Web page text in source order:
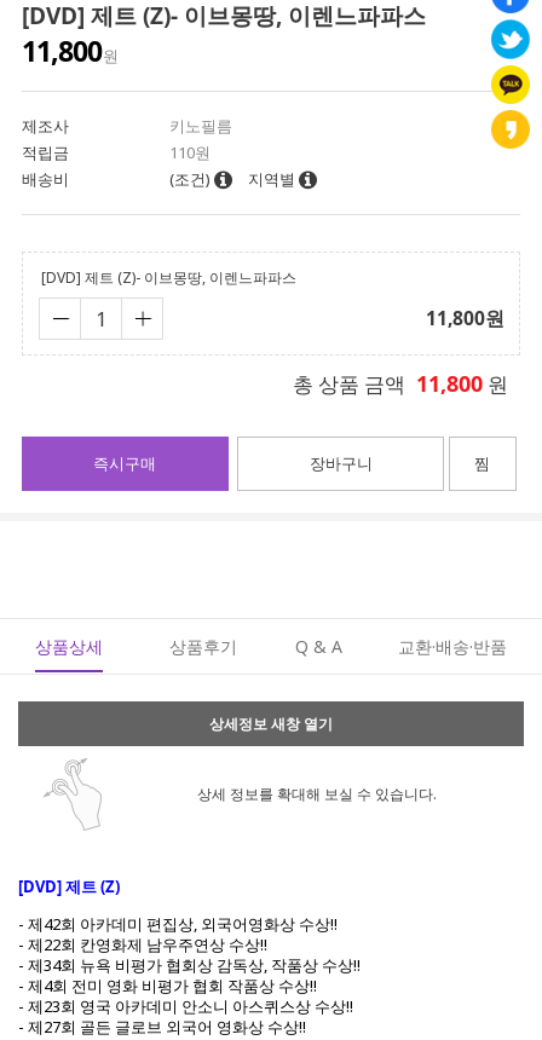
[DVD] 제트 (Z)- 이브몽땅, 이렌느파파스
11,800원
제조사
키노필름
적립금
110원
배송비
(조건) 지역별
[DVD] 제트 (Z)- 이브몽땅, 이렌느파파스
11,800원
총 상품 금액 11,800 원
장바구니
즉시구매 찜
상품상세 상품후기 Q & A 교환·배송·반품
상세정보 새창 열기
상세 정보를 확대해 보실 수 있습니다.
[DVD] 제트 (Z)
- 제42회 아카데미 편집상, 외국어영화상 수상!!
- 제22회 칸영화제 남우주연상 수상!!
- 제34회 뉴욕 비평가 협회상 감독상, 작품상 수상!!
- 제4회 전미 영화 비평가 협회 작품상 수상!!
- 제23회 영국 아카데미 안소니 아스퀴스상 수상!!
- 제27회 골든 글로브 외국어 영화상 수상!!